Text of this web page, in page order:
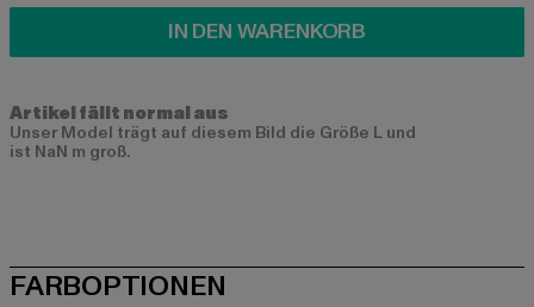
IN DEN WARENKORB
Artikel fällt normal aus
Unser Model trägt auf diesem Bild die Größe L und
ist NaN m groß.
FARBOPTIONEN